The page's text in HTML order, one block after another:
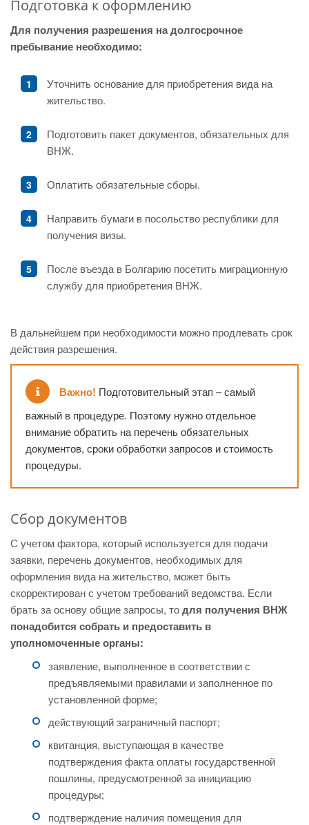
Подготовка к оформлению
Для получения разрешения на долгосрочное
пребывание необходимо:
Уточнить основание для приобретения вида на
жительство.
Подготовить пакет документов, обязательных для
ВНЖ.
Оплатить обязательные сборы.
Направить бумаги в посольство республики для
получения визы.
После въезда в Болгарию посетить миграционную
службу для приобретения ВНЖ.
В дальнейшем при необходимости можно продлевать срок
действия разрешения.
Важно! Подготовительный этап – самый
важный в процедуре. Поэтому нужно отдельное
внимание обратить на перечень обязательных
документов, сроки обработки запросов и стоимость
процедуры.
Сбор документов
С учетом фактора, который используется для подачи
заявки, перечень документов, необходимых для
оформления вида на жительство, может быть
скорректирован с учетом требований ведомства. Если
брать за основу общие запросы, тодля получения ВНЖ
понадобится собрать и предоставить в
уполномоченные органы:
заявление, выполненное в соответствии с
предъявляемыми правилами и заполненное по
установленной форме;
действующий заграничный паспорт;
квитанция, выступающая в качестве
подтверждения факта оплаты государственной
пошлины, предусмотренной за инициацию
процедуры;
подтверждение наличия помещения для